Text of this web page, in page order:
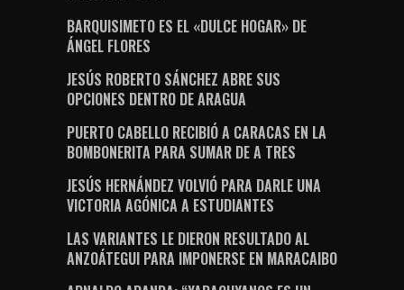
BARQUISIMETO ES EL «DULCE HOGAR» DE
ÁNGEL FLORES
JESÚS ROBERTO SÁNCHEZ ABRE SUS
OPCIONES DENTRO DE ARAGUA
PUERTO CABELLO RECIBIÓ A CARACAS EN LA
BOMBONERITA PARA SUMAR DE A TRES
JESÚS HERNÁNDEZ VOLVIÓ PARA DARLE UNA
VICTORIA AGÓNICA A ESTUDIANTES
LAS VARIANTES LE DIERON RESULTADO AL
ANZOÁTEGUI PARA IMPONERSE EN MARACAIBO